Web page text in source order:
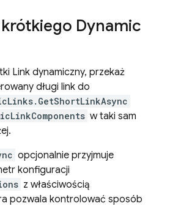
Dynamic
Link dynamiczny, przekaż
długi link do
w taki sam
opcjonalnie przyjmuje
konfiguracji
z właściwością
pozwala kontrolować sposób